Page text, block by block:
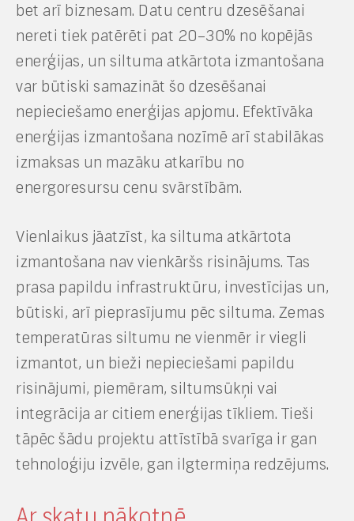
bet arī biznesam. Datu centru dzesēšanai
nereti tiek patērēti pat 20–30% no kopējās
enerģijas, un siltuma atkārtota izmantošana
var būtiski samazināt šo dzesēšanai
nepieciešamo enerģijas apjomu. Efektīvāka
enerģijas izmantošana nozīmē arī stabilākas
izmaksas un mazāku atkarību no
energoresursu cenu svārstībām.
Vienlaikus jāatzīst, ka siltuma atkārtota
izmantošana nav vienkāršs risinājums. Tas
prasa papildu infrastruktūru, investīcijas un,
būtiski, arī pieprasījumu pēc siltuma. Zemas
temperatūras siltumu ne vienmēr ir viegli
izmantot, un bieži nepieciešami papildu
risinājumi, piemēram, siltumsūkņi vai
integrācija ar citiem enerģijas tīkliem. Tieši
tāpēc šādu projektu attīstībā svarīga ir gan
tehnoloģiju izvēle, gan ilgtermiņa redzējums.